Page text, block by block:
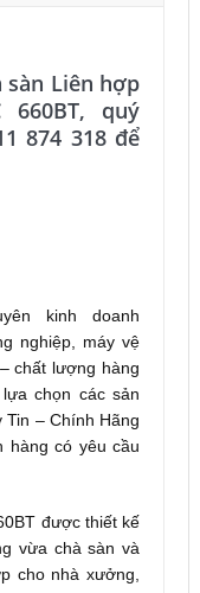
sàn Liên hợp
660BT, quý
874 318 để
kinh doanh
nghiệp, máy vệ
chất lượng hàng
chọn các sản
Tin – Chính Hãng
hàng có yêu cầu
được thiết kế
vừa chà sàn và
cho nhà xưởng,